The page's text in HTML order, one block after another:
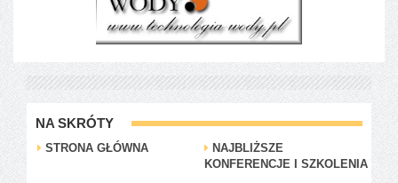
NA SKRÓTY
STRONA GŁÓWNA
NAJBLIŻSZE
KONFERENCJE I SZKOLENIA